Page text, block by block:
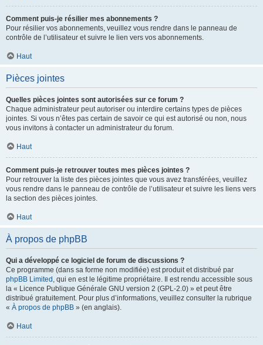
Comment puis-je résilier mes abonnements ?
Pour résilier vos abonnements, veuillez vous rendre dans le panneau de
contrôle de l’utilisateur et suivre le lien vers vos abonnements.
Haut
Pièces jointes
Quelles pièces jointes sont autorisées sur ce forum ?
Chaque administrateur peut autoriser ou interdire certains types de pièces
jointes. Si vous n’êtes pas certain de savoir ce qui est autorisé ou non, nous
vous invitons à contacter un administrateur du forum.
Haut
Comment puis-je retrouver toutes mes pièces jointes ?
Pour retrouver la liste des pièces jointes que vous avez transférées, veuillez
vous rendre dans le panneau de contrôle de l’utilisateur et suivre les liens vers
la section des pièces jointes.
Haut
À propos de phpBB
Qui a développé ce logiciel de forum de discussions ?
Ce programme (dans sa forme non modifiée) est produit et distribué par
phpBB Limited , qui en est le légitime propriétaire. Il est rendu accessible sous
la « Licence Publique Générale GNU version 2 (GPL-2.0) » et peut être
distribué gratuitement. Pour plus d’informations, veuillez consulter la rubrique
« À propos de phpBB » (en anglais).
Haut